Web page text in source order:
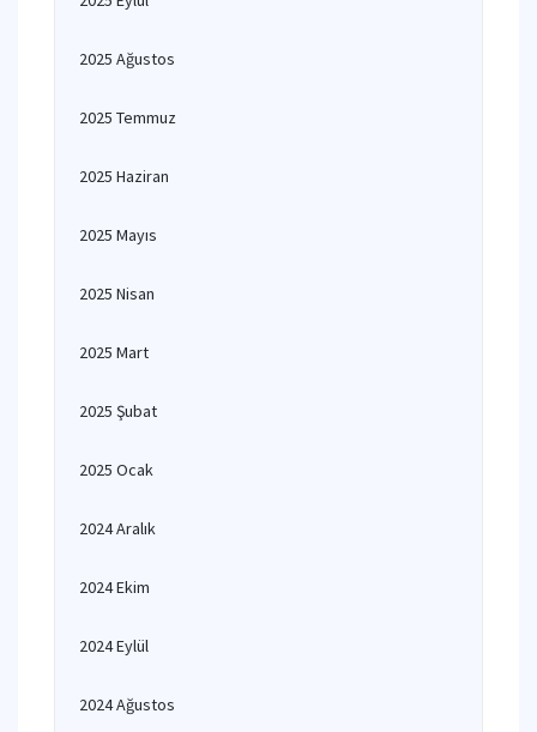
2025 Ağustos
2025 Temmuz
2025 Haziran
2025 Mayıs
2025 Nisan
2025 Mart
2025 Şubat
2025 Ocak
2024 Aralık
2024 Ekim
2024 Eylül
2024 Ağustos